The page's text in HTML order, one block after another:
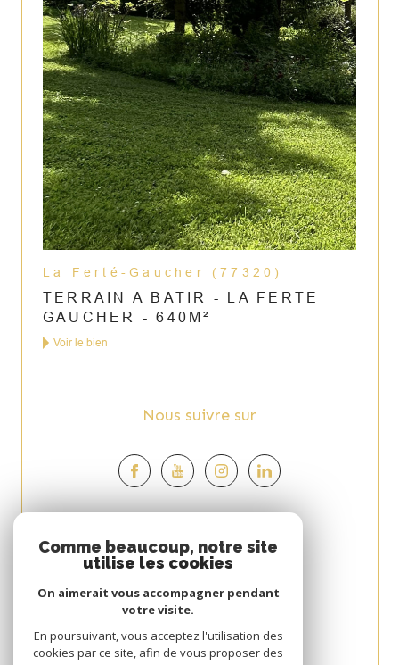
La Ferté-Gaucher (77320)
TERRAIN A BATIR - LA FERTE
GAUCHER - 640M²
Voir le bien
Nous suivre sur
Espace
PROPRIÉTAIRE
Se connecter
Avis
CLIENT
Comme beaucoup, notre site
utilise les cookies
On aimerait vous accompagner pendant
votre visite.
En poursuivant, vous acceptez l'utilisation des
cookies par ce site, afin de vous proposer des